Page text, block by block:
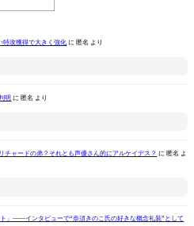
特攻獲得で大きく強化 に 匿名 より
明 に 匿名 より
チャードの弟？それとも声優さん的にアルケイデス？ に 匿名 よ
ト」――インタビューで“奈須きのこ氏の好きな概念礼装”として